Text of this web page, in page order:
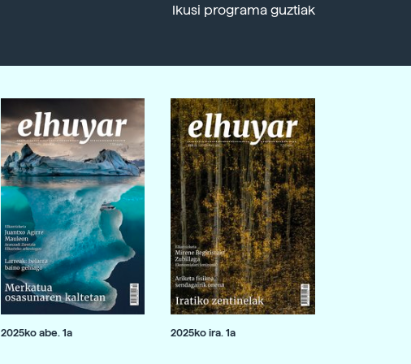
Ikusi programa guztiak
2025ko abe. 1a 2025ko ira. 1a